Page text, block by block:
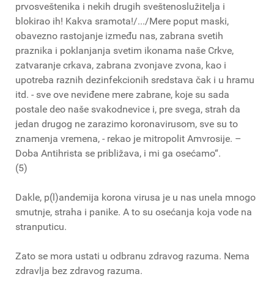
prvosveštenika i nekih drugih sveštenoslužitelja i
blokirao ih! Kakva sramota!/.../Mere poput maski,
obavezno rastojanje između nas, zabrana svetih
praznika i poklanjanja svetim ikonama naše Crkve,
zatvaranje crkava, zabrana zvonjave zvona, kao i
upotreba raznih dezinfekcionih sredstava čak i u hramu
itd. - sve ove neviđene mere zabrane, koje su sada
postale deo naše svakodnevice i, pre svega, strah da
jedan drugog ne zarazimo koronavirusom, sve su to
znamenja vremena, - rekao je mitropolit Amvrosije. –
Doba Antihrista se približava, i mi ga osećamo“.
(5)
Dakle, p(l)andemija korona virusa je u nas unela mnogo
smutnje, straha i panike. A to su osećanja koja vode na
stranputicu.
Zato se mora ustati u odbranu zdravog razuma. Nema
zdravlja bez zdravog razuma.